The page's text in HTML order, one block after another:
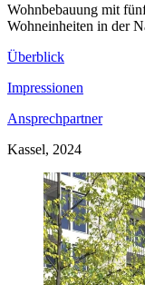
Wohnbebauung mit
Wohneinheiten in der
Überblick
Impressionen
Ansprechpartner
Kassel, 2024